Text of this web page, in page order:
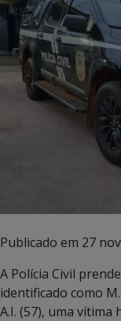
Publicado em 27
A Polícia Civil
identificado como
A.I. (57), uma